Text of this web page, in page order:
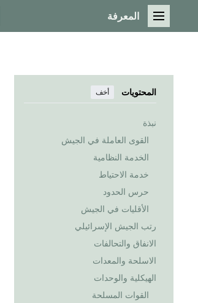
القائمة الرئيسية
المعرفة
المحتويات أخف
نبذة
القوى العاملة في الجيش
الخدمة النظامية
خدمة الاحتياط
حرس الحدود
الأقليات في الجيش
رتب الجيش الإسرائيلي
الانفاق والتحالفات
الاسلحة والمعدات
الهيكلية والوحدات
القوات المسلحة